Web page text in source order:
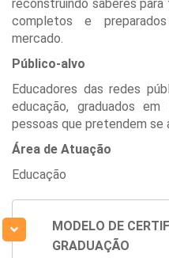
reconstruindo saberes
completos e
mercado.
Público-alvo
Educadores das redes
educação, graduados
pessoas que pretendem se
Área de Atuação
Educação
MODELO DE
GRADUAÇÃO